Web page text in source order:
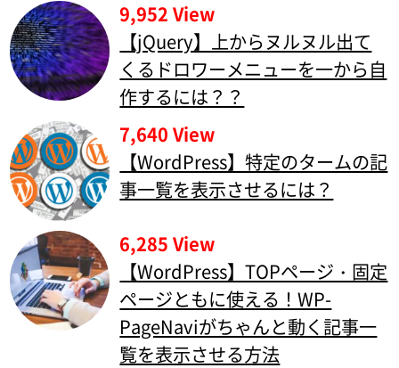
9,952 View
【jQuery】上からヌルヌル出て
くるドロワーメニューを一から自
作するには？？
7,640 View
【WordPress】特定のタームの記
事一覧を表示させるには？
6,285 View
【WordPress】TOPページ・固定
ページともに使える！WP-
PageNaviがちゃんと動く記事一
覧を表示させる方法